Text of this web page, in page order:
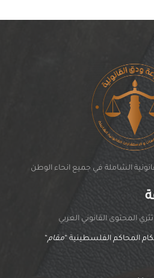
الشاملة في جميع انحاء الوطن
المحتوى القانوني العربي
المحاكم الفلسطينية “مقام“